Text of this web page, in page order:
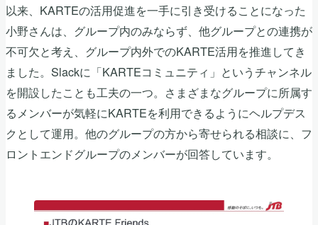
以来、KARTEの活用促進を一手に引き受けることになった
小野さんは、グループ内のみならず、他グループとの連携が
不可欠と考え、グループ内外でのKARTE活用を推進してき
ました。Slackに「KARTEコミュニティ」というチャンネル
を開設したことも工夫の一つ。さまざまなグループに所属す
るメンバーが気軽にKARTEを利用できるようにヘルプデス
クとして運用。他のグループの方から寄せられる相談に、フ
ロントエンドグループのメンバーが回答しています。